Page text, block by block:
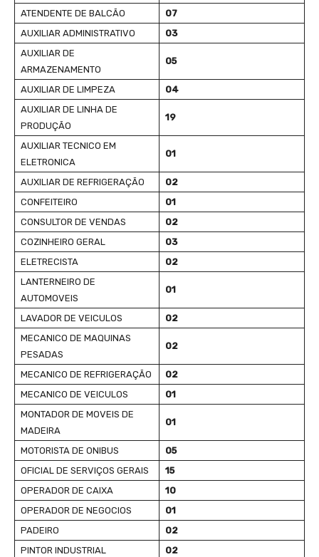
ATENDENTE DE BALCÃO
07
AUXILIAR ADMINISTRATIVO
03
AUXILIAR DE
ARMAZENAMENTO
05
AUXILIAR DE LIMPEZA
04
AUXILIAR DE LINHA DE
PRODUÇÃO
19
AUXILIAR TECNICO EM
ELETRONICA
01
AUXILIAR DE REFRIGERAÇÃO
02
CONFEITEIRO
01
CONSULTOR DE VENDAS
02
COZINHEIRO GERAL
03
ELETRECISTA
02
LANTERNEIRO DE
AUTOMOVEIS
01
LAVADOR DE VEICULOS
02
MECANICO DE MAQUINAS
PESADAS
02
MECANICO DE REFRIGERAÇÃO
02
MECANICO DE VEICULOS
01
MONTADOR DE MOVEIS DE
MADEIRA
01
MOTORISTA DE ONIBUS
05
OFICIAL DE SERVIÇOS GERAIS
15
OPERADOR DE CAIXA
10
OPERADOR DE NEGOCIOS
01
PADEIRO
02
PINTOR INDUSTRIAL
02